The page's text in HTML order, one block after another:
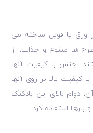
ورق یا فویل ساخته می
ها متنوع و جذاب، از
جنس با کیفیت آنها
بالا بر روی آنها
دوام بالای این بادکنک
بارها استفاده کرد.